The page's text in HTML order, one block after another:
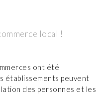
local !
ont été
établissements peuvent
des personnes et les